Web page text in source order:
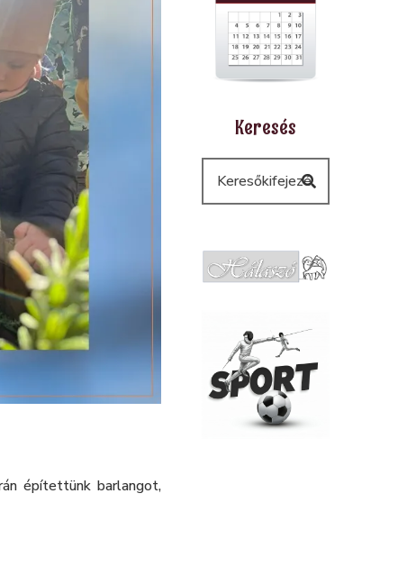
építettünk barlangot,
Keresés